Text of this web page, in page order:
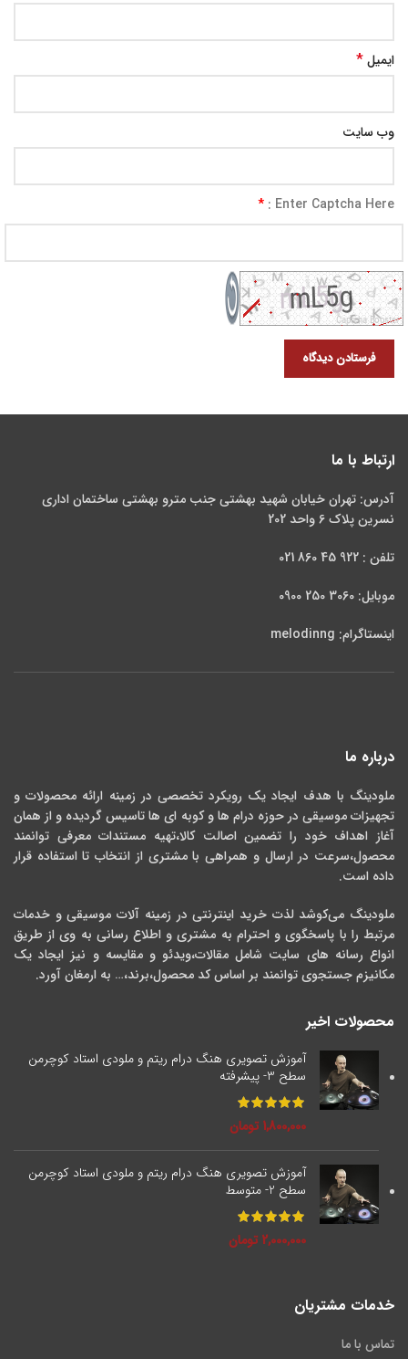
ایمیل*
وب‌ سایت
Enter Captcha Here :
*
ارتباط با ما
آدرس: تهران خیابان شهید بهشتی جنب مترو بهشتی ساختمان اداری
نسرین پلاک 6 واحد 202
تلفن : 922 45 860 021
موبایل: 3060 250 0900
اینستاگرام: melodinng
درباره ما
ملودینگ با هدف ایجاد یک رویکرد تخصصی در زمینه ارائه محصولات و
تجهیزات موسیقی در حوزه درام ها و کوبه ای ها تاسیس گردیده و از همان
آغاز اهداف خود را تضمین اصالت کالا،تهیه مستندات معرفی توانمند
محصول،سرعت در ارسال و همراهی با مشتری از انتخاب تا استفاده قرار
داده است.
ملودینگ می‌کوشد لذت خرید اینترنتی در زمینه آلات موسیقی و خدمات
مرتبط را با پاسخگوی و احترام به مشتری و اطلاع رسانی به وی از طریق
انواع رسانه های سایت شامل مقالات،ویدئو و مقایسه و نیز ایجاد یک
مکانیزم جستجوی توانمند بر اساس کد محصول،برند،… به ارمغان آورد.
محصولات اخیر
آموزش تصویری هنگ درام ریتم و ملودی استاد کوچرمن
سطح 3- پیشرفته
1,800,000 تومان
آموزش تصویری هنگ درام ریتم و ملودی استاد کوچرمن
سطح 2- متوسط
2,000,000 تومان
خدمات مشتریان
تماس با ما